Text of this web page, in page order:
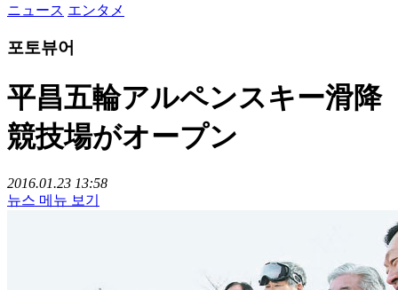
ニュース エンタメ
포토뷰어
平昌五輪アルペンスキー滑降
競技場がオープン
2016.01.23 13:58
뉴스 메뉴 보기